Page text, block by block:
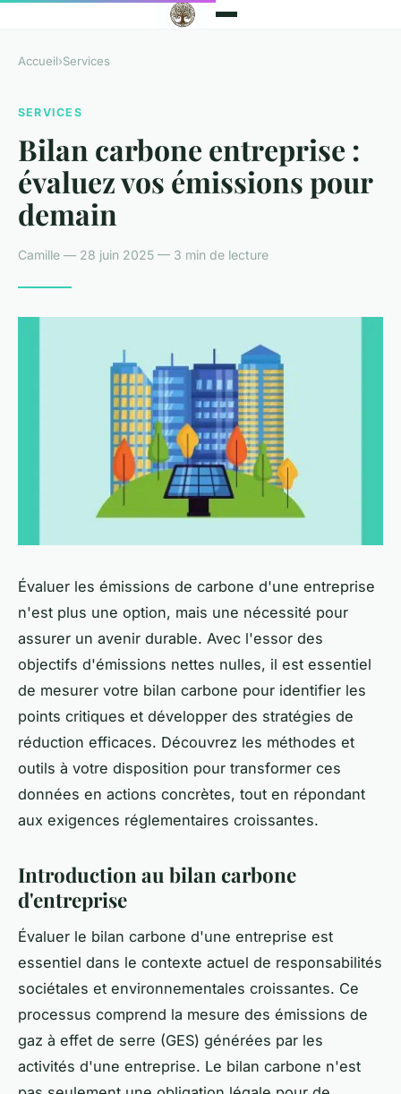
Accueil›Services
SERVICES
Bilan carbone entreprise :
évaluez vos émissions pour
demain
Camille — 28 juin 2025 — 3 min de lecture
Évaluer les émissions de carbone d'une entreprise
n'est plus une option, mais une nécessité pour
assurer un avenir durable. Avec l'essor des
objectifs d'émissions nettes nulles, il est essentiel
de mesurer votre bilan carbone pour identifier les
points critiques et développer des stratégies de
réduction efficaces. Découvrez les méthodes et
outils à votre disposition pour transformer ces
données en actions concrètes, tout en répondant
aux exigences réglementaires croissantes.
Introduction au bilan carbone
d'entreprise
Évaluer le bilan carbone d'une entreprise est
essentiel dans le contexte actuel de responsabilités
sociétales et environnementales croissantes. Ce
processus comprend la mesure des émissions de
gaz à effet de serre (GES) générées par les
activités d'une entreprise. Le bilan carbone n'est